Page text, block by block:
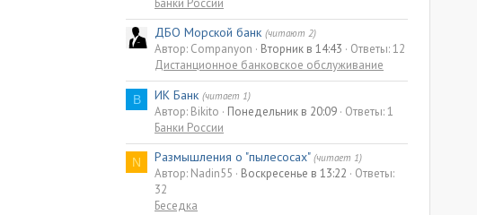
Банки России
ДБО Морской банк (читают 2)
Автор: Companyon Вторник в 14:43
Ответы: 12
Дистанционное банковское обслуживание
B ИК Банк (читает 1)
Автор: Bikito Понедельник в 20:09 Ответы: 1
Банки России
N Размышления о "пылесосах" (читает 1)
Автор: Nadin55 Воскресенье в 13:22
Ответы:
32
Беседка